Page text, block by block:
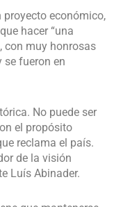
proyecto económico,
hacer “una
con muy honrosas
se fueron en
No puede ser
el propósito
reclama el país.
de la visión
Luís Abinader.